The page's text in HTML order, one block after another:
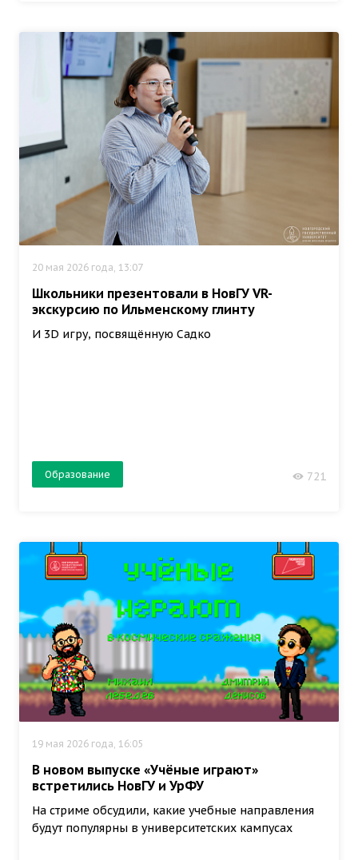
20 мая 2026 года, 13:07
Школьники презентовали в НовГУ VR-
экскурсию по Ильменскому глинту
И 3D игру, посвящённую Садко
Образование 721
19 мая 2026 года, 16:05
В новом выпуске «Учёные играют»
встретились НовГУ и УрФУ
На стриме обсудили, какие учебные направления
будут популярны в университетских кампусах